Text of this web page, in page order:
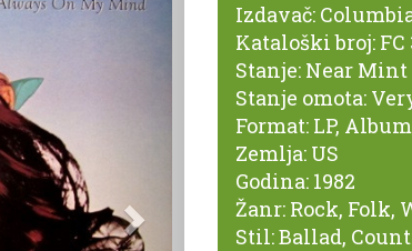
Izdavač:
Kataloški broj: FC
Stanje: Near Mint
Stanje omota:
Format: LP,
Zemlja: US
Godina: 1982
Žanr: Rock, Folk,
Stil:Ballad,